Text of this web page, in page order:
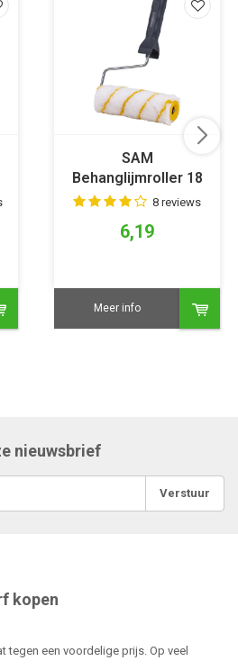
SAM
Behanglijmroller 18
cm 8 reviews
6,19
Meer info
nieuwsbrief
Verstuur
kopen
tegen een voordelige prijs. Op veel